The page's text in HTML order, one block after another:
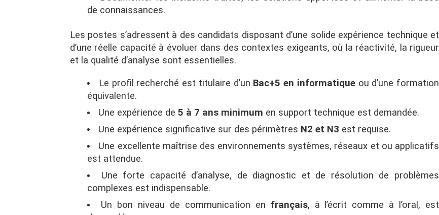
de connaissances.
Les postes s’adressent à des candidats disposant d’une solide expérience technique et
d’une réelle capacité à évoluer dans des contextes exigeants, où la réactivité, la rigueur
et la qualité d’analyse sont essentielles.
Le profil recherché est titulaire d’un Bac+5 en informatiqueou d’une formation
équivalente.
Une expérience de5 à 7 ans minimum en support technique est demandée.
Une expérience significative sur des périmètres N2 et N3 est requise.
Une excellente maîtrise des environnements systèmes, réseaux et ou applicatifs
est attendue.
Une forte capacité d’analyse, de diagnostic et de résolution de problèmes
complexes est indispensable.
Un bon niveau de communication en français, à l’écrit comme à l’oral, est